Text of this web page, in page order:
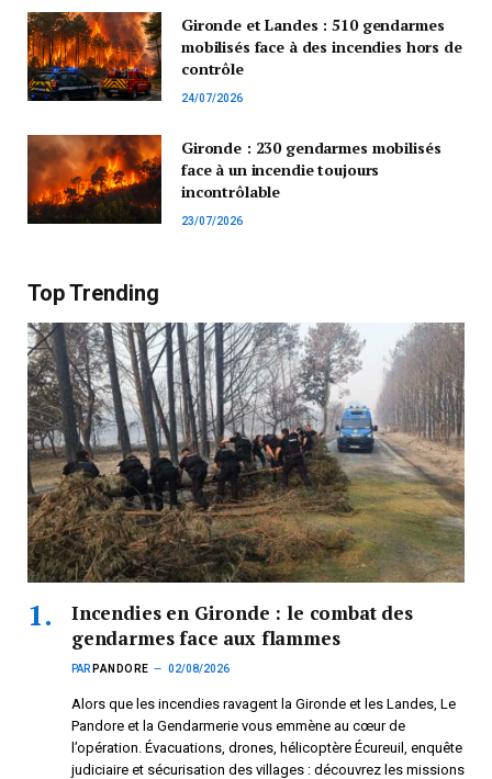
Gironde et Landes : 510 gendarmes
mobilisés face à des incendies hors de
contrôle
24/07/2026
Gironde : 230 gendarmes mobilisés
face à un incendie toujours
incontrôlable
23/07/2026
Top Trending
Incendies en Gironde : le combat des
gendarmes face aux flammes
PAR PANDORE 02/08/2026
Alors que les incendies ravagent la Gironde et les Landes, Le
Pandore et la Gendarmerie vous emmène au cœur de
l’opération. Évacuations, drones, hélicoptère Écureuil, enquête
judiciaire et sécurisation des villages : découvrez les missions